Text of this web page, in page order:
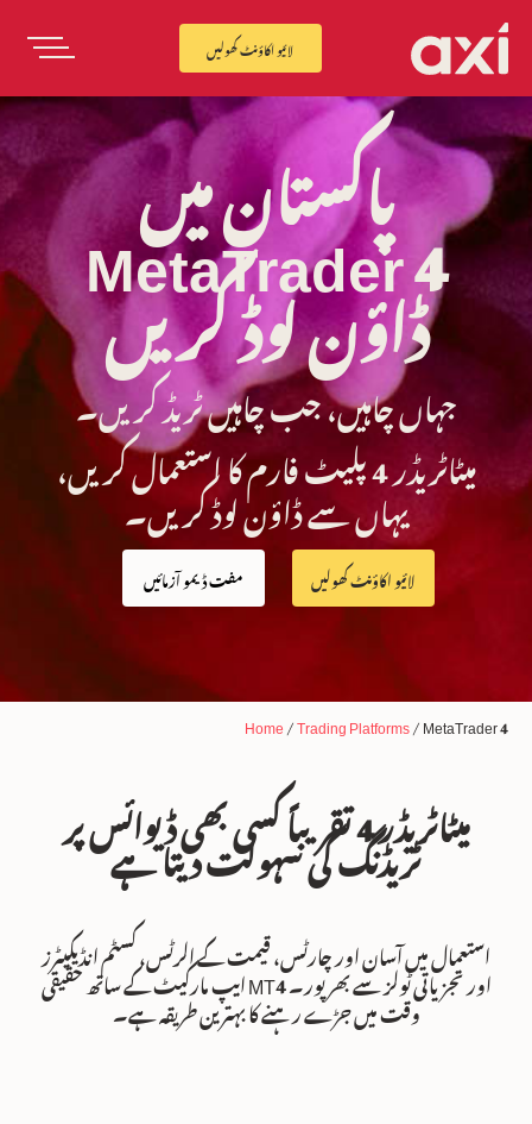
لائیو اکاؤنٹ کھولیں
پاکستان میں
MetaTrader 4
ڈاؤن لوڈ کریں
جہاں چاہیں، جب چاہیں ٹریڈ کریں۔
میٹاٹریڈر 4 پلیٹ فارم کا استعمال کریں،
یہاں سے ڈاؤن لوڈ کریں۔
لائیو اکاؤنٹ کھولیں مفت ڈیمو آزمائیں
Home/Trading Platforms/MetaTrader 4
میٹاٹریڈر 4 تقریباً کسی بھی ڈیوائس پر
ٹریڈنگ کی سہولت دیتا ہے
استعمال میں آسان اور چارٹس، قیمت کے الرٹس، کسٹم انڈیکیٹرز
اور تجزیاتی ٹولز سے بھرپور۔ MT4 ایپ مارکیٹ کے ساتھ حقیقی
وقت میں جڑے رہنے کا بہترین طریقہ ہے۔